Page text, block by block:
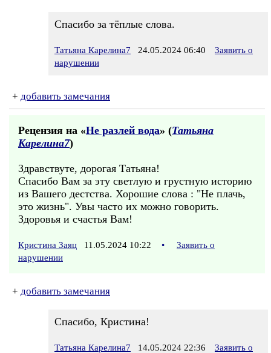
Спасибо за тёплые слова.
Татьяна Карелина7 24.05.2024 06:40
Заявить о
нарушении
+ добавить замечания
Рецензия на «Не разлей вода» (Татьяна
Карелина7)
Здравствуте, дорогая Татьяна!
Спасибо Вам за эту светлую и грустную историю
из Вашего дестства. Хорошие слова : "Не плачь,
это жизнь". Увы часто их можно говорить.
Здоровья и счастья Вам!
Кристина Заяц 11.05.2024 10:22 •
Заявить о
нарушении
+ добавить замечания
Спасибо, Кристина!
Татьяна Карелина7 14.05.2024 22:36
Заявить о